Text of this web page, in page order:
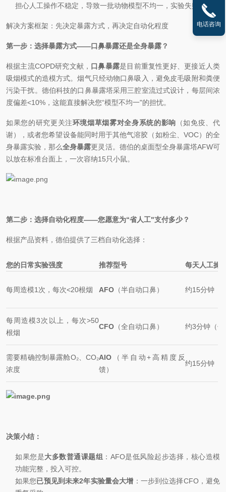
担心人工操作不稳定，导致一批动物模型不均一，实验失败
解决方案框架：先决定暴露方式，再决定自动化程度
第一步：选择暴露方式——口鼻暴露还是全身暴露？
根据主流COPD研究文献， 口鼻暴露是目前重复性更好、更接近人类
吸烟模式的造模方式。烟气只经动物口鼻吸入，避免皮毛吸附和粪便
污染干扰。德伯科技的口鼻暴露塔采用三腔室流过式设计，每层间浓
度偏差<10%，这能直接解决您“模型不均一"的担忧。
如果您的研究更关注环境烟草烟雾对全身系统的影响 （如免疫、代
谢），或者您希望设备能同时用于其他气溶胶（如粉尘、VOC）的全
身暴露实验，那么全身暴露更灵活。德伯的桌面型全身暴露塔AFW可
以放在标准台面上，一次容纳15只小鼠。
第二步：选择自动化程度——您愿意为“省人工"支付多少？
根据产品资料，德伯提供了三档自动化选择：
您的日常实验强度 推荐型号 每天人工操
每周造模1次，每次<20根烟 AFO （半自动口鼻） 约15分钟（
每周造模3次以上，每次>50
根烟
CFO （全自动口鼻） 约3分钟（
需要精确控制暴露舱O₂、CO₂
浓度
AIO （半自动+高精度反
馈）
约15分钟（
决策小结：
如果您是大多数普通课题组 ：AFO是低风险起步选择，核心造模
功能完整，投入可控。
如果您已预见到未来2年实验量会大增 ：一步到位选择CFO，避免
电话咨询